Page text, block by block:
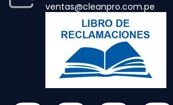
ventas@cleanpro.com.pe